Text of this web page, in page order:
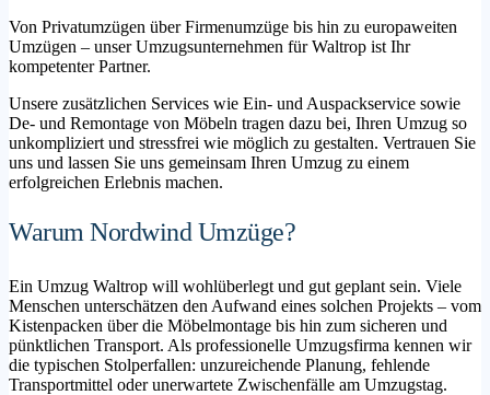
Von Privatumzügen über Firmenumzüge bis hin zu europaweiten
Umzügen – unser Umzugsunternehmen für Waltrop ist Ihr
kompetenter Partner.
Unsere zusätzlichen Services wie Ein- und Auspackservice sowie
De- und Remontage von Möbeln tragen dazu bei, Ihren Umzug so
unkompliziert und stressfrei wie möglich zu gestalten. Vertrauen Sie
uns und lassen Sie uns gemeinsam Ihren Umzug zu einem
erfolgreichen Erlebnis machen.
Warum Nordwind Umzüge?
Ein Umzug Waltrop will wohlüberlegt und gut geplant sein. Viele
Menschen unterschätzen den Aufwand eines solchen Projekts – vom
Kistenpacken über die Möbelmontage bis hin zum sicheren und
pünktlichen Transport. Als professionelle Umzugsfirma kennen wir
die typischen Stolperfallen: unzureichende Planung, fehlende
Transportmittel oder unerwartete Zwischenfälle am Umzugstag.